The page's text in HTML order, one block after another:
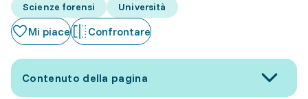
Scienze forensi Università
Mi piace Confrontare
Contenuto della pagina